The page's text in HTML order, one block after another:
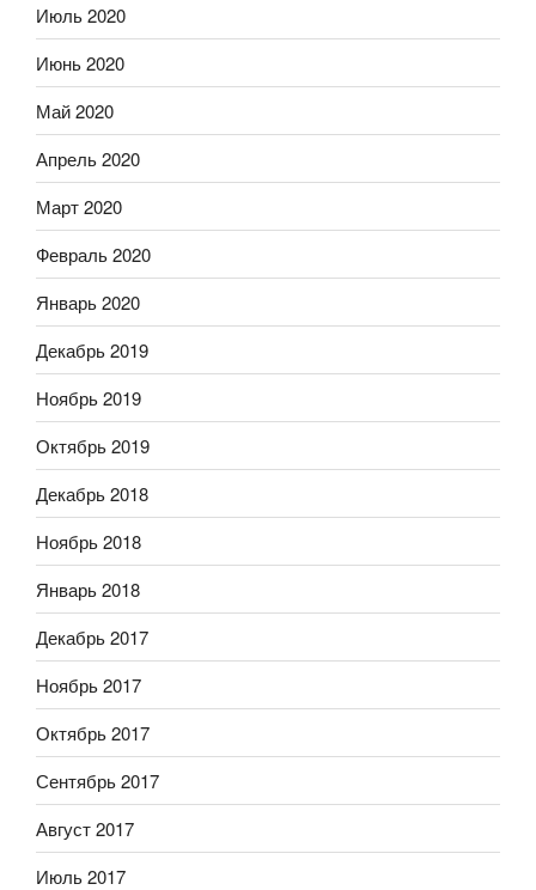
Июль 2020
Июнь 2020
Май 2020
Апрель 2020
Март 2020
Февраль 2020
Январь 2020
Декабрь 2019
Ноябрь 2019
Октябрь 2019
Декабрь 2018
Ноябрь 2018
Январь 2018
Декабрь 2017
Ноябрь 2017
Октябрь 2017
Сентябрь 2017
Август 2017
Июль 2017